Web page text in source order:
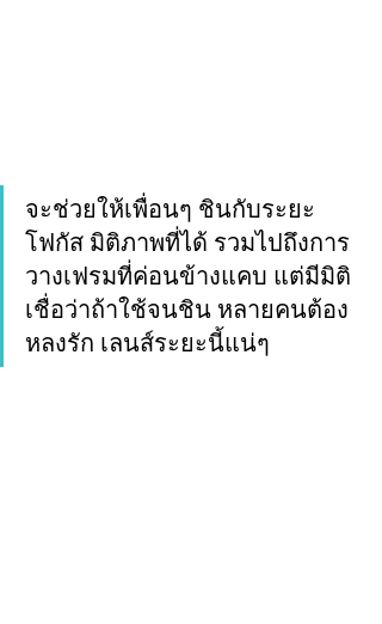
จะช่วยให้เพื่อนๆ ชินกับระยะ
โฟกัส มิติภาพที่ได้ รวมไปถึงการ
วางเฟรมที่ค่อนข้างแคบ แต่มีมิติ
เชื่อว่าถ้าใช้จนชิน หลายคนต้อง
หลงรัก เลนส์ระยะนี้แน่ๆ